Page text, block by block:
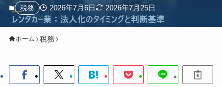
税務 2026年7月6日 2026年7月25日
ホーム 税務